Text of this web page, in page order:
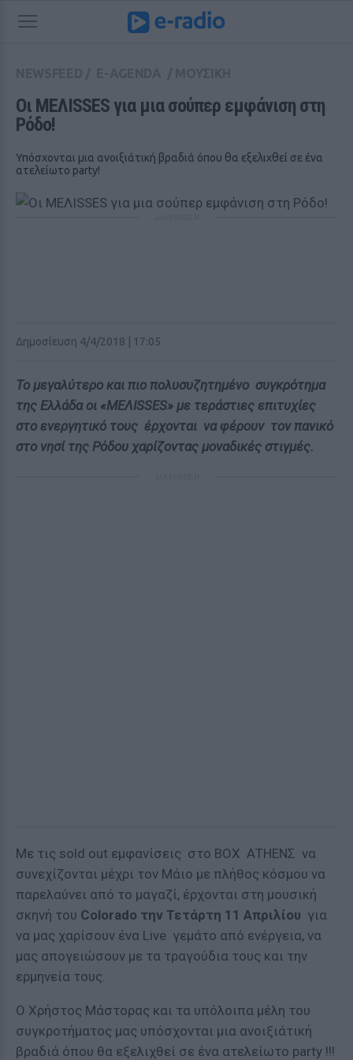
Οι ΜΕΛΙSSES για μια σούπερ εμφάνιση στη
Ρόδο!
Υπόσχονται μια ανοιξιάτική βραδιά όπου θα εξελιχθεί σε ένα
ατελείωτο party!
Δημοσίευση 4/4/2018 | 17:05
Το μεγαλύτερο και πιο πολυσυζητημένο συγκρότημα
της Ελλάδα οι «ΜΕΛΙSSES» με τεράστιες επιτυχίες
στο ενεργητικό τους έρχονται να φέρουν τον πανικό
στο νησί της Ρόδου χαρίζοντας μοναδικές στιγμές.
Με τις sold out εμφανίσεις στο BOX ΑΤΗΕΝΣ να
συνεχίζονται μέχρι τον Μάιο με πλήθος κόσμου να
παρελαύνει από το μαγαζί, έρχονται στη μουσική
σκηνή του Colorado την Τετάρτη 11 Απριλίου για
να μας χαρίσουν ένα Live γεμάτο από ενέργεια, να
μας απογειώσουν με τα τραγούδια τους και την
ερμηνεία τους.
Ο Χρήστος Μάστορας και τα υπόλοιπα μέλη του
συγκροτήματος μας υπόσχονται μια ανοιξιάτική
βραδιά όπου θα εξελιχθεί σε ένα ατελείωτο party !!!